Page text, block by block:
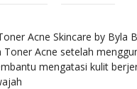
Acne Skincare by Byla
Toner Acne setelah
mengatasi kulit